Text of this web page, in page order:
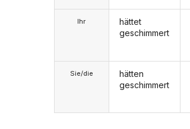
Ihr
Sie/die
hättet
geschimmert
hätten
geschimmert